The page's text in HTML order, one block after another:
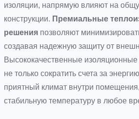
изоляции, напрямую влияют на
конструкции. Премиальные
решения позволяют
создавая надежную защиту от
Высококачественные
не только сократить счета за
приятный климат внутри
стабильную температуру в любое